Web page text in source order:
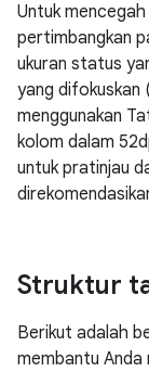
Untuk
pertimbangkan
ukuran status
yang difokuskan
menggunakan
kolom dalam
untuk pratinjau
Struktur
Berikut adalah
membantu Anda